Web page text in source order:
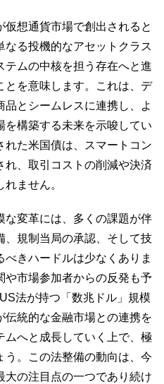
想通貨市場で創出されると
る投機的なアセットクラス
ムの中核を担う存在へと進
とを意味します。これは、デ
とシームレスに連携し、よ
を構築する未来を示唆してい
れた米国債は、スマートコン
れ、取引コストの削減や決済
ません。
な変革には、多くの課題が伴
、規制当局の承認、そして技
きハードルは少なくありま
や市場参加者からの反発も予
法が持つ「数兆ドル」規模
統的な金融市場との連携を
ムへと成長していく上で、極
。この法整備の動向は、今
の注目点の一つであり続け